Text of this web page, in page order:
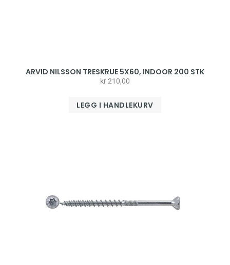
ARVID NILSSON TRESKRUE 5X60, INDOOR 200 STK
kr210,00
LEGG I HANDLEKURV